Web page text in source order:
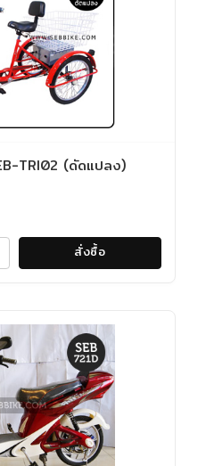
TRI02 (ดัดแปลง)
สั่งซื้อ